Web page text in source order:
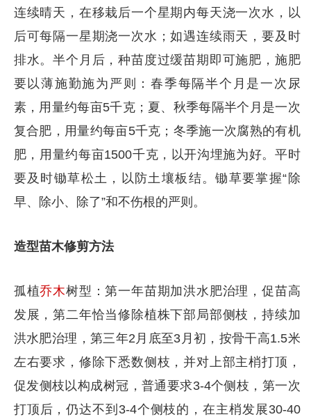
连续晴天，在移栽后一个星期内每天浇一次水，以
后可每隔一星期浇一次水；如遇连续雨天，要及时
排水。半个月后，种苗度过缓苗期即可施肥，施肥
要以薄施勤施为严则：春季每隔半个月是一次尿
素，用量约每亩5千克；夏、秋季每隔半个月是一次
复合肥，用量约每亩5千克；冬季施一次腐熟的有机
肥，用量约每亩1500千克，以开沟埋施为好。平时
要及时锄草松土，以防土壤板结。锄草要掌握“除
早、除小、除了”和不伤根的严则。
造型苗木修剪方法
孤植乔木树型：第一年苗期加洪水肥治理，促苗高
发展，第二年恰当修除植株下部局部侧枝，持续加
洪水肥治理，第三年2月底至3月初，按骨干高1.5米
左右要求，修除下悉数侧枝，并对上部主梢打顶，
促发侧枝以构成树冠，普通要求3-4个侧枝，第一次
打顶后，仍达不到3-4个侧枝的，在主梢发展30-40